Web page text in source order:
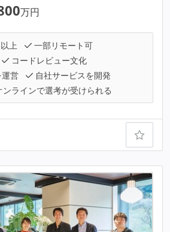
万円
上
一部リモート可
コードレビュー文化
営
自社サービスを開発
ンラインで選考が受けられる